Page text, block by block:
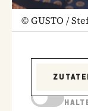
©GUSTO /